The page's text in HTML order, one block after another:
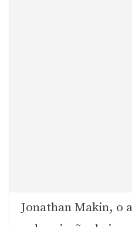
Jonathan Makin, o